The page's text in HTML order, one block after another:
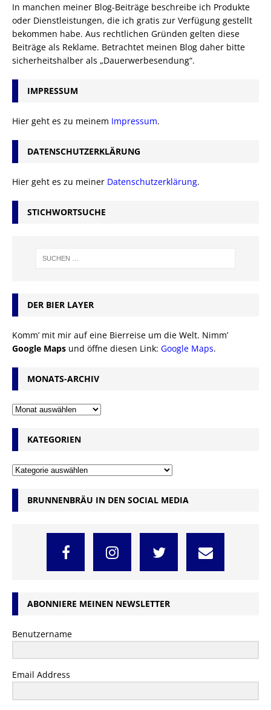
In manchen meiner Blog-Beiträge beschreibe ich Produkte
oder Dienstleistungen, die ich gratis zur Verfügung gestellt
bekommen habe. Aus rechtlichen Gründen gelten diese
Beiträge als Reklame. Betrachtet meinen Blog daher bitte
sicherheitshalber als „Dauerwerbesendung“.
IMPRESSUM
Hier geht es zu meinem Impressum.
DATENSCHUTZERKLÄRUNG
Hier geht es zu meiner Datenschutzerklärung.
STICHWORTSUCHE
DER BIER LAYER
Komm’ mit mir auf eine Bierreise um die Welt. Nimm’
Google Maps und öffne diesen Link: Google Maps.
MONATS-ARCHIV
KATEGORIEN
BRUNNENBRÄU IN DEN SOCIAL MEDIA
ABONNIERE MEINEN NEWSLETTER
Benutzername
Email Address